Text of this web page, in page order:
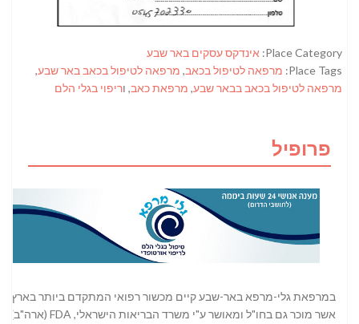
Place Category: אינדקס עסקים באר שבע
Place Tags: מרפאה לטיפול בכאב, מרפאה לטיפול בכאב באר שבע,
מרפאה לטיפול בכאב בבאר שבע, מרפאת כאב, וריפוי בגלי הלם
פרופיל
במרפאת גלי-מרפא באר-שבע קיים מכשור רפואי המתקדם ביותר בארץ
אשר מוכר גם בחו"ל ומאושר ע"י משרד הבריאות הישראלי, FDA (ארה"ב)